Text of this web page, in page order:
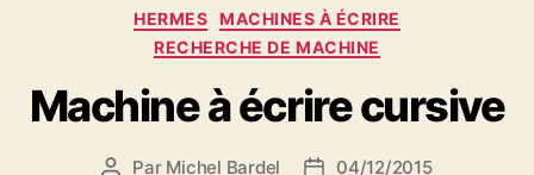
Catégories
HERMES MACHINES À ÉCRIRE
RECHERCHE DE MACHINE
Machine à écrire cursive
Auteur
Par Michel Bardel
Date04/12/2015